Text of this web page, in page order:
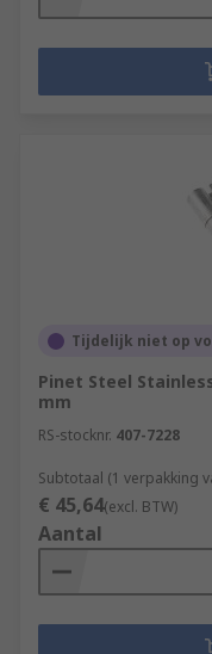
Tijdelijk niet op
Pinet Steel
mm
RS-stocknr. 407-7228
Subtotaal (1 verpakking
€ 45,64(excl. BTW)
Aantal